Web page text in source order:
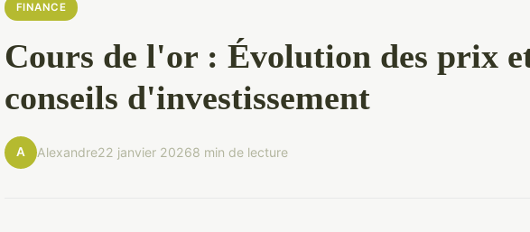
FINANCE
Cours de l'or : Évolution des prix
conseils d'investissement
A Alexandre22 janvier 20268 min de lecture